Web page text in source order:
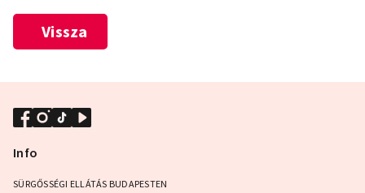
Vissza
Info
SÜRGŐSSÉGI ELLÁTÁS BUDAPESTEN